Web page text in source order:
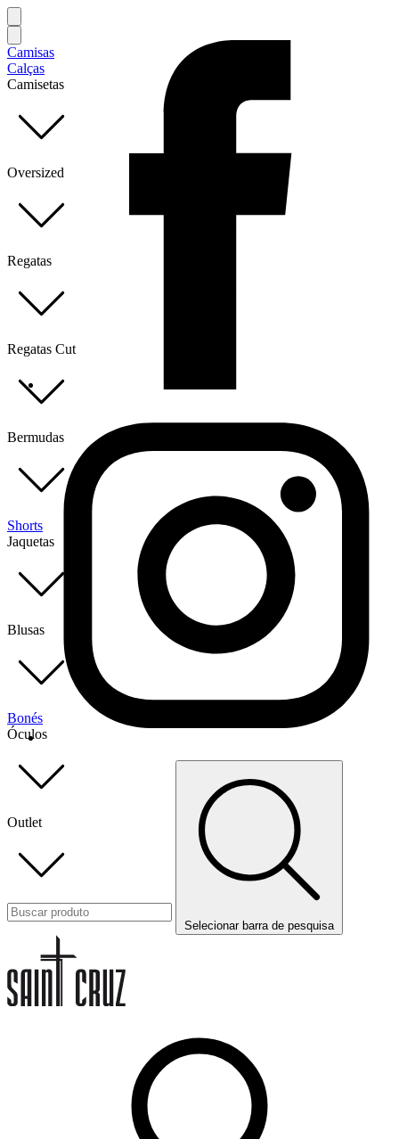
Camisas
Calças
Camisetas
Oversized
Regatas
Regatas Cut
Bermudas
Shorts
Jaquetas
Blusas
Bonés
Óculos
Outlet
Selecionar barra de pesquisa